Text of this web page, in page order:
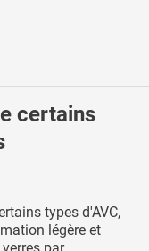
certains
types d'AVC,
légère et